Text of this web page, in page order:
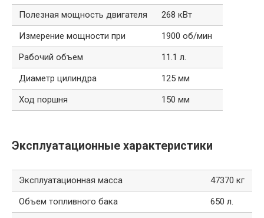
Полезная мощность двигателя
268 кВт
Измерение мощности при
1900 об/мин
Рабочий объем
11.1 л.
Диаметр цилиндра
125 мм
Ход поршня
150 мм
Эксплуатационные характеристики
Эксплуатационная масса
47370 кг
Объем топливного бака
650 л.